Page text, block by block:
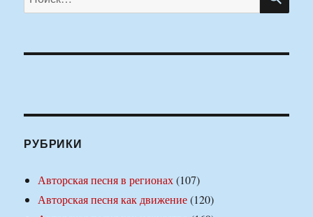
РУБРИКИ
Авторская песня в регионах(107)
Авторская песня как движение(120)